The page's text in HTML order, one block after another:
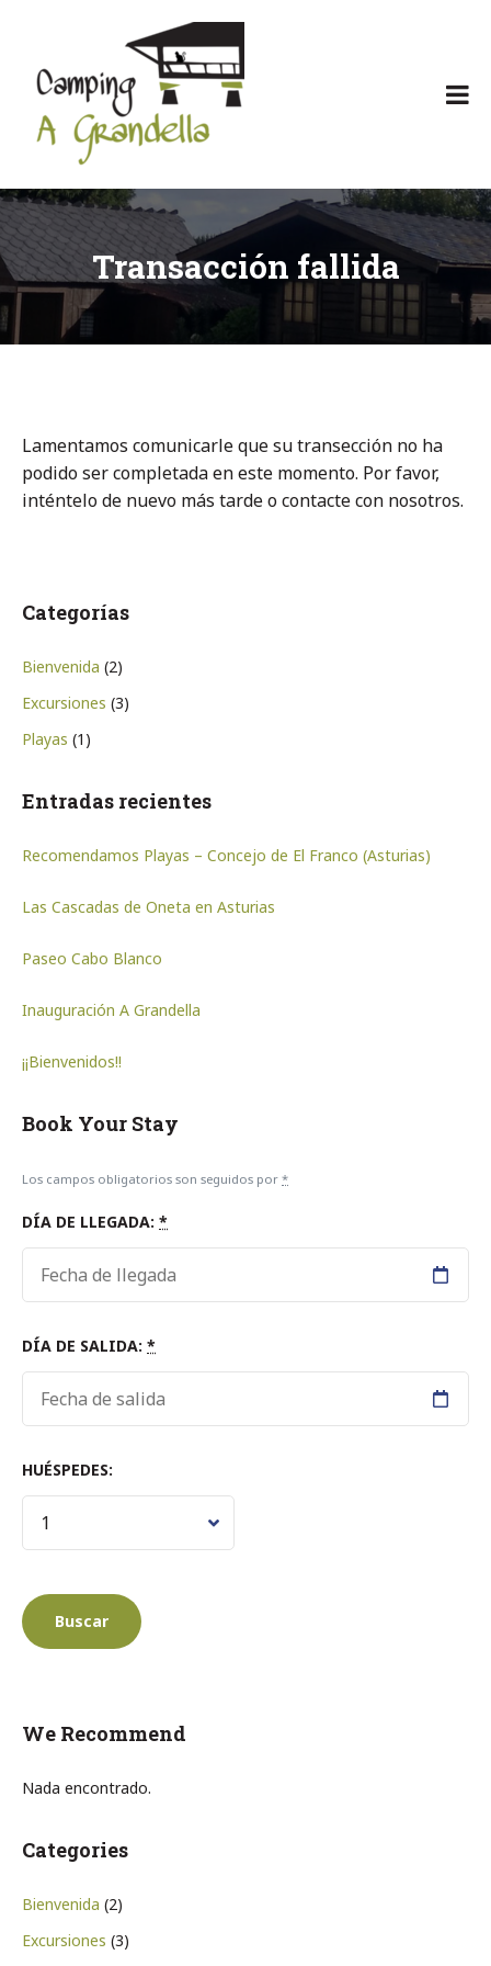
Camping
Agrandella
Camping
en
Asturias
encanto
Transacción fallida
Lamentamos comunicarle que su transección no ha
podido ser completada en este momento. Por favor,
inténtelo de nuevo más tarde o contacte con nosotros.
Categorías
Bienvenida (2)
Excursiones (3)
Playas (1)
Entradas recientes
Recomendamos Playas – Concejo de El Franco (Asturias)
Las Cascadas de Oneta en Asturias
Paseo Cabo Blanco
Inauguración A Grandella
¡¡Bienvenidos!!
Book Your Stay
Los campos obligatorios son seguidos por *
DÍA DE LLEGADA: *
DÍA DE SALIDA: *
HUÉSPEDES:
We Recommend
Nada encontrado.
Categories
Bienvenida (2)
Excursiones (3)